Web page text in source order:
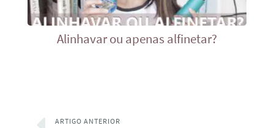
Alinhavar ou apenas alfinetar?
ARTIGO ANTERIOR